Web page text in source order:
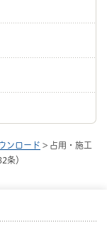
ンロード > 占用・施工
条）